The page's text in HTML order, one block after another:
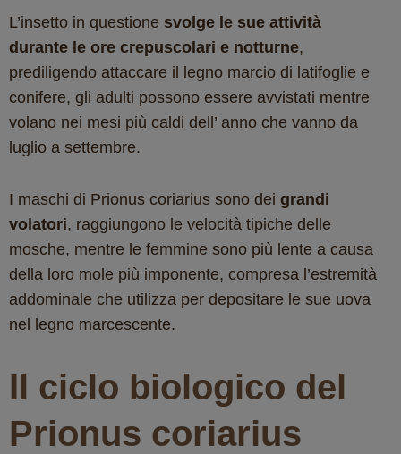
L’insetto in questione svolge le sue attività
durante le ore crepuscolari e notturne,
prediligendo attaccare il legno marcio di latifoglie e
conifere, gli adulti possono essere avvistati mentre
volano nei mesi più caldi dell’ anno che vanno da
luglio a settembre.
I maschi di Prionus coriarius sono dei grandi
volatori, raggiungono le velocità tipiche delle
mosche, mentre le femmine sono più lente a causa
della loro mole più imponente, compresa l’estremità
addominale che utilizza per depositare le sue uova
nel legno marcescente.
Il ciclo biologico del
Prionus coriarius